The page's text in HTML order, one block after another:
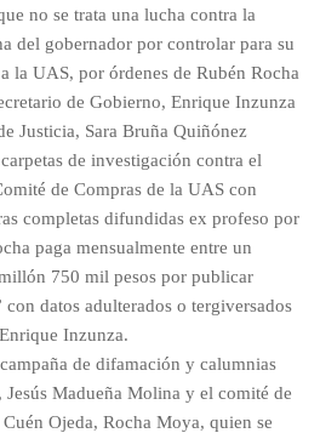
no se trata una lucha contra la
del gobernador por controlar para su
la UAS, por órdenes de Rubén Rocha
de Gobierno, Enrique Inzunza
Justicia, Sara Bruña Quiñónez
de investigación contra el
de Compras de la UAS con
completas difundidas ex profeso por
paga mensualmente entre un
750 mil pesos por publicar
datos adulterados o tergiversados
Inzunza.
de difamación y calumnias
Madueña Molina y el comité de
Ojeda, Rocha Moya, quien se